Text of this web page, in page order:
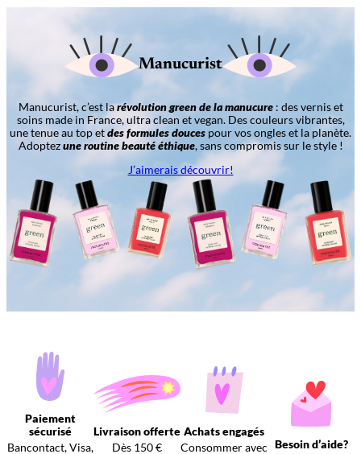
Manucurist
Manucurist, c’est larévolution green de la manucure: des vernis et
soins made in France, ultra clean et vegan. Des couleurs vibrantes,
une tenue au top etdes formules douces pour vos ongles et la planète.
Adoptezune routine beauté éthique, sans compromis sur le style !
J’aimerais découvrir!
Paiement
sécurisé
Bancontact, Visa,
Livraison offerte
Dès 150 €
Achats engagés
Consommer avec Besoin d’aide?